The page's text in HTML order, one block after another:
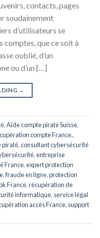
contacts, pages
soudainement
d’utilisateurs se
que ce soit à
oublié, d’un
ou d’un […]
→
,Aide compte piraté Suisse,
compte France.,
piraté,consultant cybersécurité
,entreprise
France,expert protection
,fraude en ligne,protection
France,récupération de
informatique, service légal
accès France, support